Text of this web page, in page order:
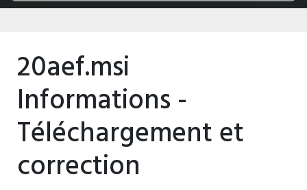
20aef.msi
Informations -
Téléchargement et
correction